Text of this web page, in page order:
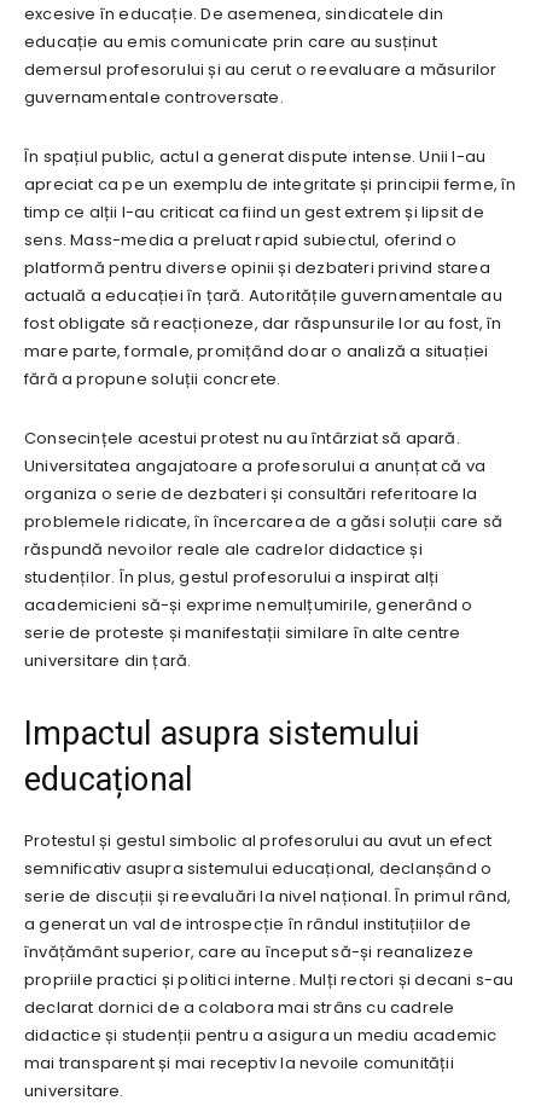
excesive în educație. De asemenea, sindicatele din
educație au emis comunicate prin care au susținut
demersul profesorului și au cerut o reevaluare a măsurilor
guvernamentale controversate.
În spațiul public, actul a generat dispute intense. Unii l-au
apreciat ca pe un exemplu de integritate și principii ferme, în
timp ce alții l-au criticat ca fiind un gest extrem și lipsit de
sens. Mass-media a preluat rapid subiectul, oferind o
platformă pentru diverse opinii și dezbateri privind starea
actuală a educației în țară. Autoritățile guvernamentale au
fost obligate să reacționeze, dar răspunsurile lor au fost, în
mare parte, formale, promițând doar o analiză a situației
fără a propune soluții concrete.
Consecințele acestui protest nu au întârziat să apară.
Universitatea angajatoare a profesorului a anunțat că va
organiza o serie de dezbateri și consultări referitoare la
problemele ridicate, în încercarea de a găsi soluții care să
răspundă nevoilor reale ale cadrelor didactice și
studenților. În plus, gestul profesorului a inspirat alți
academicieni să-și exprime nemulțumirile, generând o
serie de proteste și manifestații similare în alte centre
universitare din țară.
Impactul asupra sistemului
educațional
Protestul și gestul simbolic al profesorului au avut un efect
semnificativ asupra sistemului educațional, declanșând o
serie de discuții și reevaluări la nivel național. În primul rând,
a generat un val de introspecție în rândul instituțiilor de
învățământ superior, care au început să-și reanalizeze
propriile practici și politici interne. Mulți rectori și decani s-au
declarat dornici de a colabora mai strâns cu cadrele
didactice și studenții pentru a asigura un mediu academic
mai transparent și mai receptiv la nevoile comunității
universitare.